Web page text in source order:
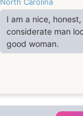
I am a nice,
considerate man
good woman.